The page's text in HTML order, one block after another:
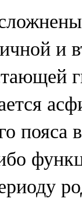
и
пояса